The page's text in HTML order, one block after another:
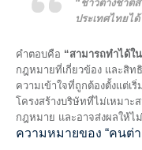
“ชาวต่างชาติ
ประเทศไทยไ
คำตอบคือ “สามารถทำได้ใ
กฎหมายที่เกี่ยวข้อง และสิท
ความเข้าใจที่ถูกต้องตั้งแต่เ
โครงสร้างบริษัทที่ไม่เหมาะ
กฎหมาย และอาจส่งผลให้ไ
ความหมายของ “คนต่